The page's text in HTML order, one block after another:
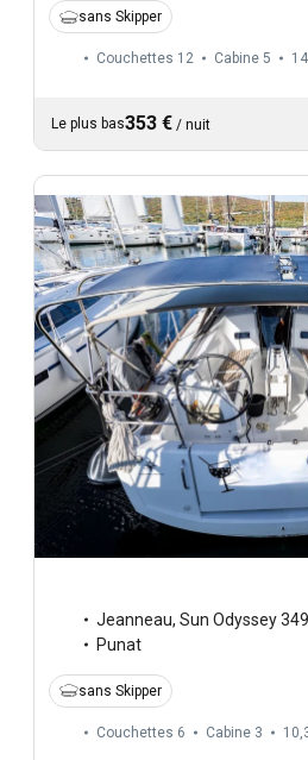
sans Skipper
Couchettes 12 Cabine 5
Le plus bas353 € / nuit
Jeanneau, Sun Odyssey 349
Punat
sans Skipper
Couchettes 6 Cabine 3